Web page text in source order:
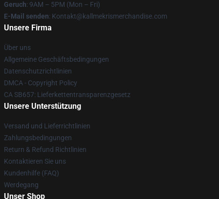
Geruch: 9AM – 5PM (Mon – Fri)
E-Mail senden: Kontakt@kallmekrismerchandise.com
Unsere Firma
Über uns
Allgemeine Geschäftsbedingungen
Datenschutzrichtlinien
DMCA - Copyright Policy
CA SB657: Lieferkettentransparenzgesetz
Unsere Unterstützung
Versand und Lieferrichtlinien
Zahlungsbedingungen
Return & Refund Richtlinien
Kontaktieren Sie uns
Kundenhilfe (FAQ)
Werdegang
Unser Shop